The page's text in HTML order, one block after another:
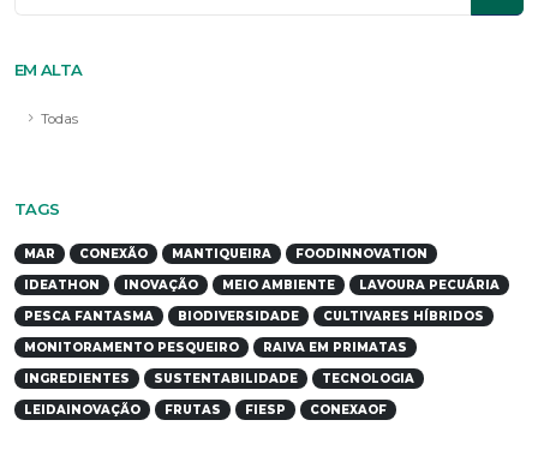
EM ALTA
Todas
TAGS
MAR CONEXÃO MANTIQUEIRA FOODINNOVATION
IDEATHON INOVAÇÃO MEIO AMBIENTE LAVOURA PECUÁRIA
PESCA FANTASMA BIODIVERSIDADE CULTIVARES HÍBRIDOS
MONITORAMENTO PESQUEIRO RAIVA EM PRIMATAS
INGREDIENTES SUSTENTABILIDADE TECNOLOGIA
LEIDAINOVAÇÃO FRUTAS FIESP CONEXAOF